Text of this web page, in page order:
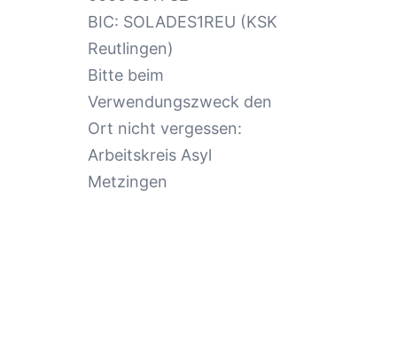
BIC: SOLADES1REU (KSK
Reutlingen)
Bitte beim
Verwendungszweck den
Ort nicht vergessen:
Arbeitskreis Asyl
Metzingen